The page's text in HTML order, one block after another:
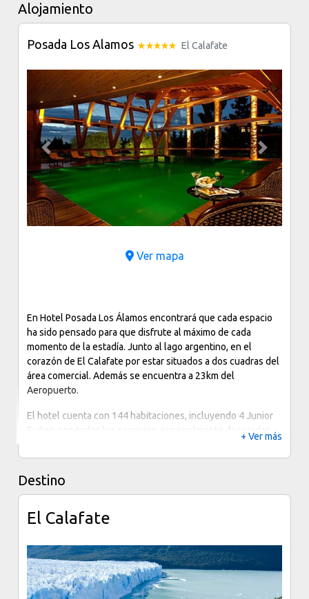
Alojamiento
Posada Los Alamos El Calafate
Previous Next
Ver mapa
En Hotel Posada Los Álamos encontrará que cada espacio
ha sido pensado para que disfrute al máximo de cada
momento de la estadía. Junto al lago argentino, en el
corazón de El Calafate por estar situados a dos cuadras del
área comercial. Además se encuentra a 23km del
Aeropuerto.
El hotel cuenta con 144 habitaciones, incluyendo 4 Junior
Suites, con todos los servicios; especialmente decoradas
a los jardines, y a la Cordillera de los Andes.
+ Ver más
Destino
El Calafate